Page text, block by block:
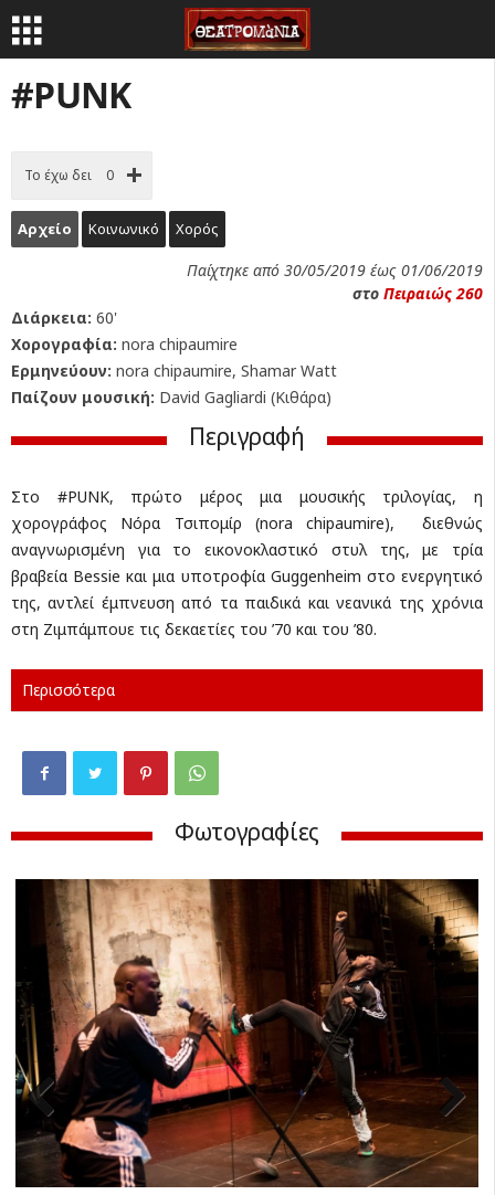
#PUNK
Το έχω δει 0
Αρχείο Κοινωνικό Χορός
Παίχτηκε από 30/05/2019 έως 01/06/2019
στο Πειραιώς 260
Διάρκεια: 60'
Χορογραφία: nora chipaumire
Ερμηνεύουν: nora chipaumire, Shamar Watt
Παίζουν μουσική: David Gagliardi (Κιθάρα)
Περιγραφή
Στο #PUNK, πρώτο μέρος μια μουσικής τριλογίας, η
χορογράφος Νόρα Τσιπομίρ (nora chipaumire), διεθνώς
αναγνωρισμένη για το εικονοκλαστικό στυλ της, με τρία
βραβεία Bessie και μια υποτροφία Guggenheim στο ενεργητικό
της, αντλεί έμπνευση από τα παιδικά και νεανικά της χρόνια
στη Ζιμπάμπουε τις δεκαετίες του ’70 και του ’80.
Περισσότερα
Φωτογραφίες
Previ
ous
Next